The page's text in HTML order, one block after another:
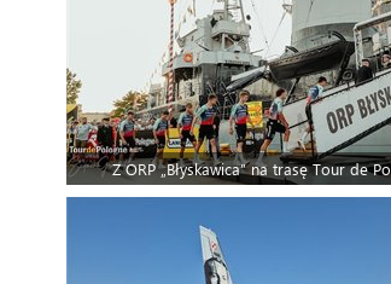
Z ORP „Błyskawica” na trasę Tour de